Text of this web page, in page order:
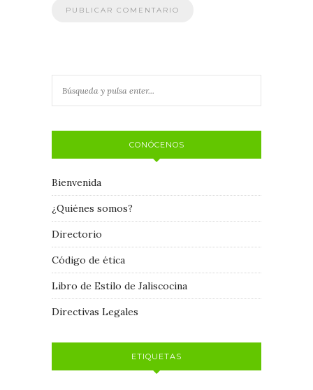
CONÓCENOS
Bienvenida
¿Quiénes somos?
Directorio
Código de ética
Libro de Estilo de Jaliscocina
Directivas Legales
ETIQUETAS